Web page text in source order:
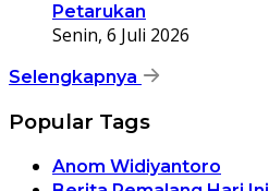
Petarukan
Senin, 6 Juli 2026
Selengkapnya
Popular Tags
Anom Widiyantoro